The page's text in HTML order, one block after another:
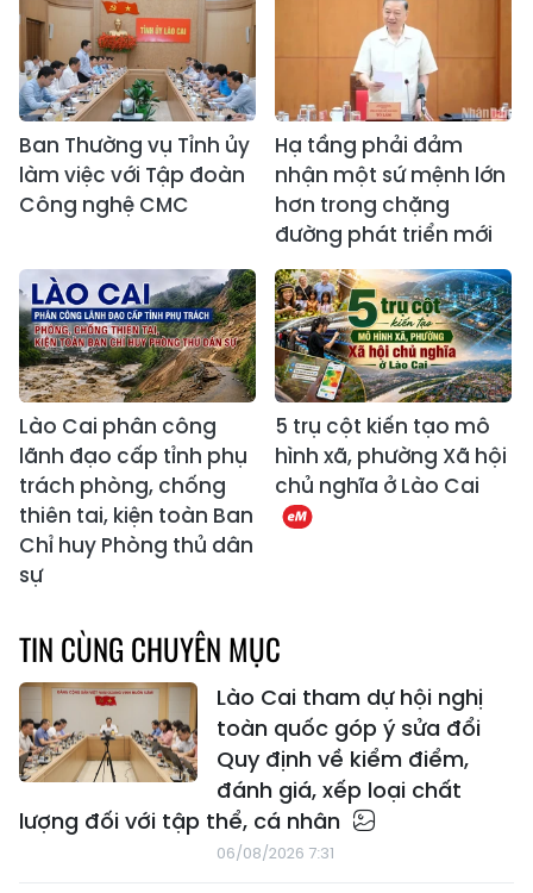
Ban Thường vụ Tỉnh ủy
làm việc với Tập đoàn
Công nghệ CMC
Hạ tầng phải đảm
nhận một sứ mệnh lớn
hơn trong chặng
đường phát triển mới
Lào Cai phân công
lãnh đạo cấp tỉnh phụ
trách phòng, chống
thiên tai, kiện toàn Ban
Chỉ huy Phòng thủ dân
sự
5 trụ cột kiến tạo mô
hình xã, phường Xã hội
chủ nghĩa ở Lào Cai
TIN CÙNG CHUYÊN MỤC
Lào Cai tham dự hội nghị
toàn quốc góp ý sửa đổi
Quy định về kiểm điểm,
đánh giá, xếp loại chất
lượng đối với tập thể, cá nhân
06/08/2026 7:31